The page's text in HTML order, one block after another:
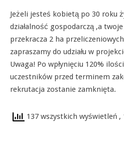
Jeżeli jesteś kobietą po 30 roku
działalność gospodarczą ,a
przekracza 2 ha
zapraszamy do udziału w
Uwaga! Po wpłynięciu 120%
uczestników przed terminem
rekrutacja zostanie zamknięta.
137 wszystkich wyświetleń ,